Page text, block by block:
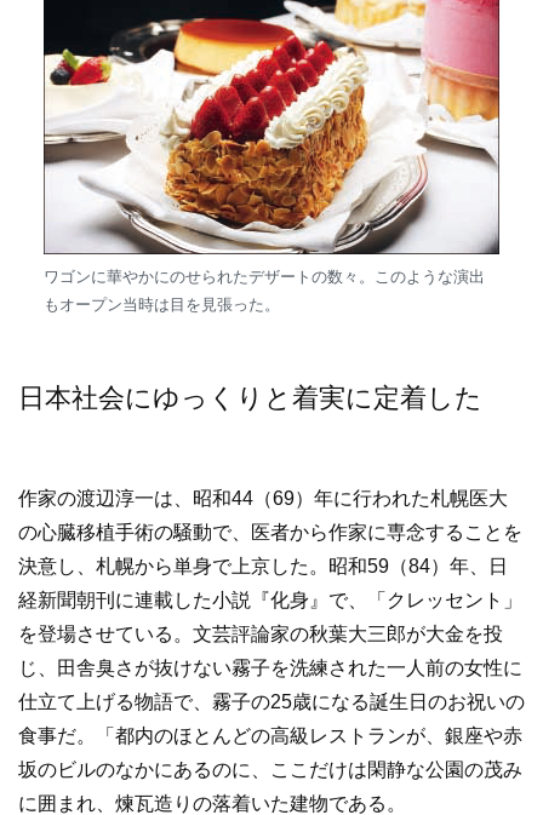
ワゴンに華やかにのせられたデザートの数々。このような演出
もオープン当時は目を見張った。
日本社会にゆっくりと着実に定着した
作家の渡辺淳一は、昭和44（69）年に行われた札幌医大
の心臓移植手術の騒動で、医者から作家に専念することを
決意し、札幌から単身で上京した。昭和59（84）年、日
経新聞朝刊に連載した小説『化身』で、「クレッセント」
を登場させている。文芸評論家の秋葉大三郎が大金を投
じ、田舎臭さが抜けない霧子を洗練された一人前の女性に
仕立て上げる物語で、霧子の25歳になる誕生日のお祝いの
食事だ。「都内のほとんどの高級レストランが、銀座や赤
坂のビルのなかにあるのに、ここだけは閑静な公園の茂み
に囲まれ、煉瓦造りの落着いた建物である。